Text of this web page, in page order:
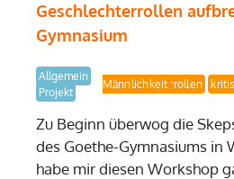
Geschlechterrollen
Gymnasium
Allgemein
Projekt
Demokratielernen
Geschlechterrollen
kritische Männlichkeit
Zu Beginn überwog die
des Goethe-Gymnasiums in
habe mir diesen Workshop